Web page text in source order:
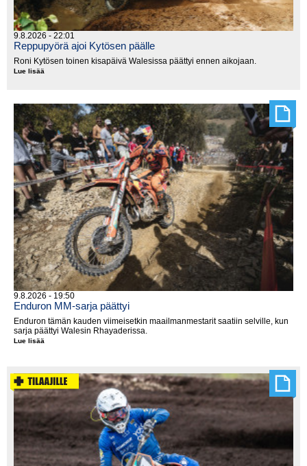
9.8.2026 - 22:01
Reppupyörä ajoi Kytösen päälle
Roni Kytösen toinen kisapäivä Walesissa päättyi ennen aikojaan.
Lue lisää
9.8.2026 - 19:50
Enduron MM-sarja päättyi
Enduron tämän kauden viimeisetkin maailmanmestarit saatiin selville, kun
sarja päättyi Walesin Rhayaderissa.
Lue lisää